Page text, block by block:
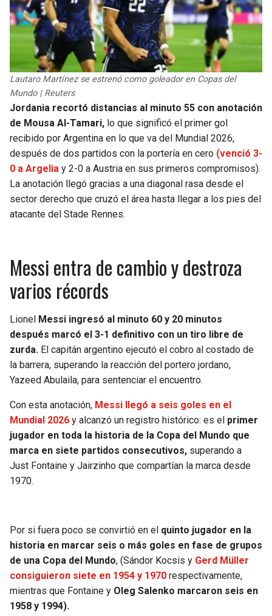
Lautaro Martínez se estrenó como goleador en Copas del
Mundo | Reuters
Jordania recortó distancias al minuto 55 con anotación
de Mousa Al-Tamari, lo que significó el primer gol
recibido por Argentina en lo que va del Mundial 2026,
después de dos partidos con la portería en cero (venció 3-
0 a Argelia y 2-0 a Austria en sus primeros compromisos).
La anotación llegó gracias a una diagonal rasa desde el
sector derecho que cruzó el área hasta llegar a los pies del
atacante del Stade Rennes.
Messi entra de cambio y destroza
varios récords
Lionel Messi ingresó al minuto 60 y 20 minutos
después marcó el 3-1 definitivo con un tiro libre de
zurda. El capitán argentino ejecutó el cobro al costado de
la barrera, superando la reacción del portero jordano,
Yazeed Abulaila, para sentenciar el encuentro.
Con esta anotación, Messi llegó a seis goles en el
Mundial 2026 y alcanzó un registro histórico: es el primer
jugador en toda la historia de la Copa del Mundo que
marca en siete partidos consecutivos, superando a
Just Fontaine y Jairzinho que compartían la marca desde
1970.
Por si fuera poco se convirtió en el quinto jugador en la
historia en marcar seis o más goles en fase de grupos
de una Copa del Mundo, (Sándor Kocsis y Gerd Müller
consiguieron siete en 1954 y 1970 respectivamente,
mientras que Fontaine y Oleg Salenko marcaron seis en
1958 y 1994).